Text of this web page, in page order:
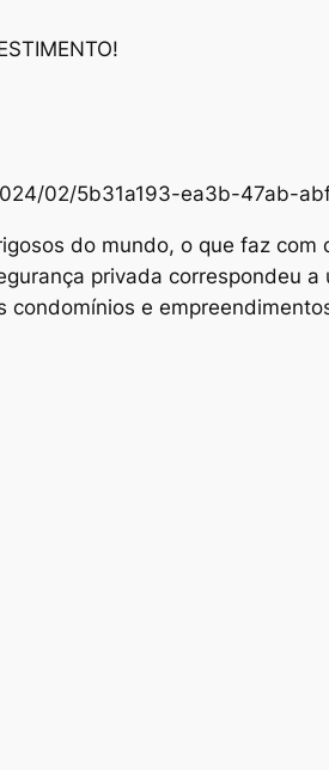
02/5b31a193-ea3b-47ab-
do mundo, o que faz
privada correspondeu
e